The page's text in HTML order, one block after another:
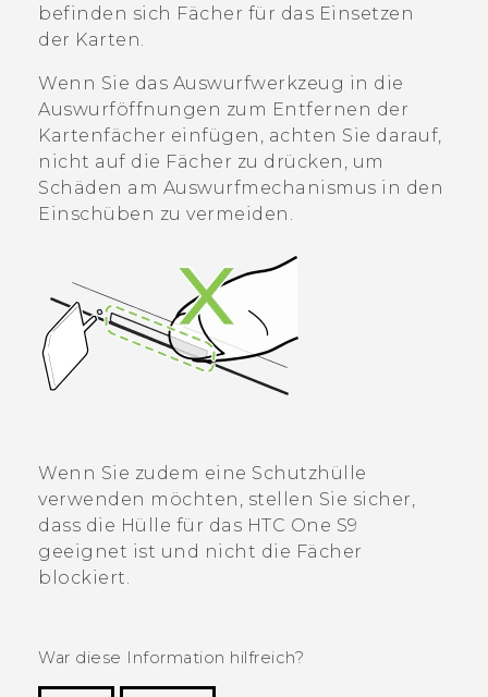
UNTERSTÜTZUNG
befinden sich Fächer für das Einsetzen
der Karten.
Wenn Sie das Auswurfwerkzeug in die
Auswurföffnungen zum Entfernen der
Kartenfächer einfügen, achten Sie darauf,
nicht auf die Fächer zu drücken, um
Schäden am Auswurfmechanismus in den
Einschüben zu vermeiden.
Wenn Sie zudem eine Schutzhülle
verwenden möchten, stellen Sie sicher,
dass die Hülle für das HTC One S9‍
geeignet ist und nicht die Fächer
blockiert.
War diese Information hilfreich?